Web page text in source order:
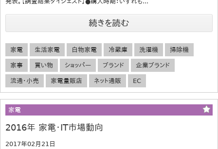
続きを読む
家電 生活家電 白物家電 冷蔵庫 洗濯機 掃除機
家事 買い物 ショッパー ブランド 企業ブランド
流通・小売 家電量販店 ネット通販 EC
家電
2016年 家電・IT市場動向
2017年02月21日